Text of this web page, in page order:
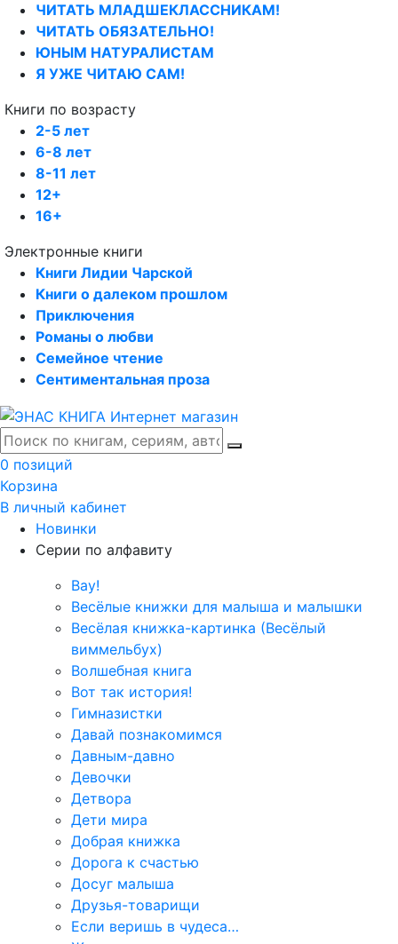
ЧИТАТЬ МЛАДШЕКЛАССНИКАМ!
ЧИТАТЬ ОБЯЗАТЕЛЬНО!
ЮНЫМ НАТУРАЛИСТАМ
Я УЖЕ ЧИТАЮ САМ!
Книги по возрасту
2-5 лет
6-8 лет
8-11 лет
12+
16+
Электронные книги
Книги Лидии Чарской
Книги о далеком прошлом
Приключения
Романы о любви
Семейное чтение
Сентиментальная проза
0 позиций
Корзина
В личный кабинет
Новинки
Серии по алфавиту
Вау!
Весёлые книжки для малыша и малышки
Весёлая книжка-картинка (Весёлый
виммельбух)
Волшебная книга
Вот так история!
Гимназистки
Давай познакомимся
Давным-давно
Девочки
Детвора
Дети мира
Добрая книжка
Дорога к счастью
Досуг малыша
Друзья-товарищи
Если веришь в чудеса…